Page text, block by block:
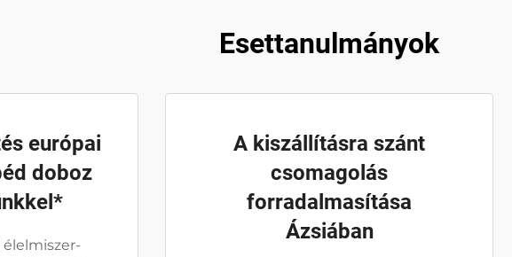
Esettanulmányok
európai
doboz
A kiszállításra szánt
csomagolás
forradalmasítása
Ázsiában